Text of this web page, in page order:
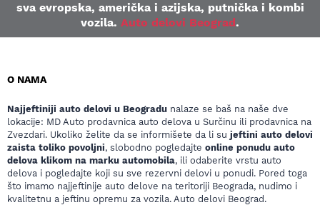
sva evropska, američka i azijska, putnička i kombi
vozila. Auto delovi Beograd.
O NAMA
Najjeftiniji auto delovi u Beogradu nalaze se baš na naše dve
lokacije: MD Auto prodavnica auto delova u Surčinu ili prodavnica na
Zvezdari. Ukoliko želite da se informišete da li su jeftini auto delovi
zaista toliko povoljni, slobodno pogledajte online ponudu auto
delova klikom na marku automobila, ili odaberite vrstu auto
delova i pogledajte koji su sve rezervni delovi u ponudi. Pored toga
što imamo najjeftinije auto delove na teritoriji Beograda, nudimo i
kvalitetnu a jeftinu opremu za vozila. Auto delovi Beograd.